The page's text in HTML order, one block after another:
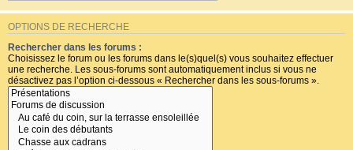
OPTIONS DE RECHERCHE
Rechercher dans les forums :
Choisissez le forum ou les forums dans le(s)quel(s) vous souhaitez effectuer
une recherche. Les sous-forums sont automatiquement inclus si vous ne
désactivez pas l’option ci-dessous « Rechercher dans les sous-forums ».